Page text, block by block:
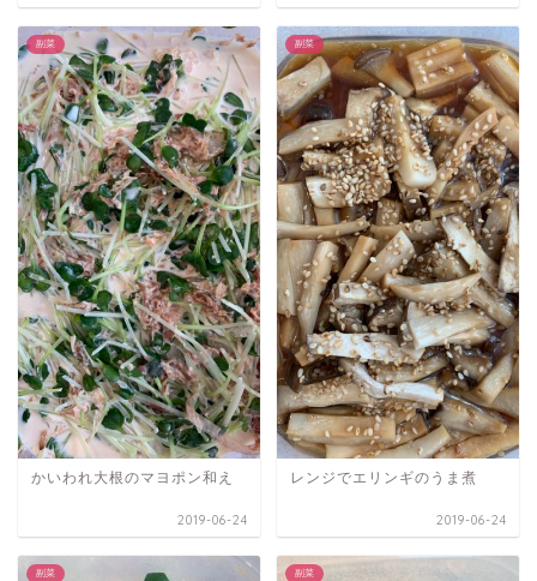
副菜
かいわれ大根のマヨポン和え
2019-06-24
副菜
レンジでエリンギのうま煮
2019-06-24
副菜 副菜